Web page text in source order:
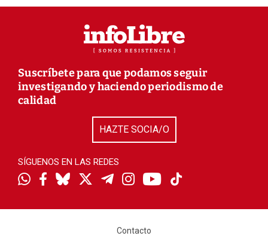
Suscríbete para que podamos seguir
investigando y haciendo periodismo de
calidad
HAZTE SOCIA/O
SÍGUENOS EN LAS REDES
Contacto